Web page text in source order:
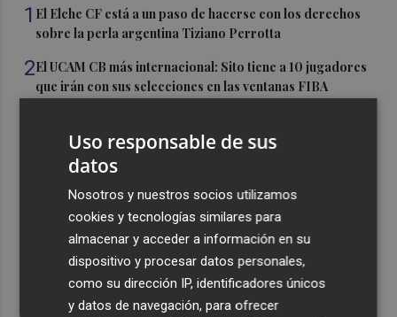
1 El Elche CF está a un paso de hacerse con los derechos
sobre la perla argentina Tiziano Perrotta
2El UCAM CB más internacional: Sito tiene a 10 jugadores
que irán con sus selecciones en las ventanas FIBA
exporta a África: Marruecos, el primer destino
La Región de Murcia celebra la Semana de la Juventud
con cinco días de actividades
El coste de la vivienda: 1.338 € netos al mes, el salario
mínimo para poder comprar una vivienda en Castellón
Uso responsable de sus
datos
Nosotros y nuestros socios utilizamos
cookies y tecnologías similares para
almacenar y acceder a información en su
dispositivo y procesar datos personales,
como su dirección IP, identificadores únicos
y datos de navegación, para ofrecer